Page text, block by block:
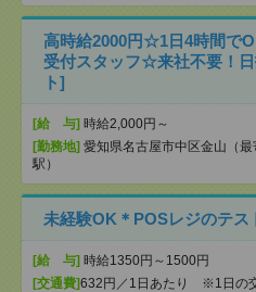
高時給2000円☆1日4時間で
受付スタッフ☆来社不要！
ト]
[給 与] 時給2,000円～
[勤務地] 愛知県名古屋市中区金山（最
駅）
未経験OK＊POSレジのテ
[給 与] 時給1350円～1500円
[交通費]632円／1日あたり ※1日の